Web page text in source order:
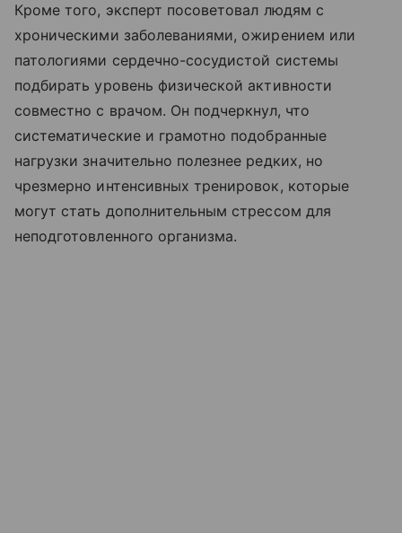
Кроме того, эксперт посоветовал людям с
хроническими заболеваниями, ожирением или
патологиями сердечно-сосудистой системы
подбирать уровень физической активности
совместно с врачом. Он подчеркнул, что
систематические и грамотно подобранные
нагрузки значительно полезнее редких, но
чрезмерно интенсивных тренировок, которые
могут стать дополнительным стрессом для
неподготовленного организма.